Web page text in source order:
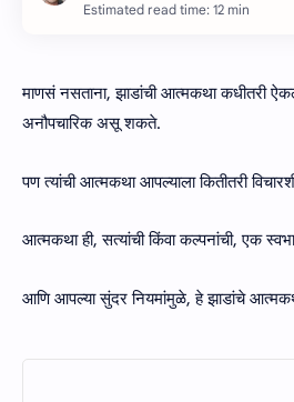
Estimated read time: 12 min
माणसं नसताना, झाडांची आत्मकथा कधीतरी
अनौपचारिक असू शकते.
पण त्यांची आत्मकथा आपल्याला कितीतरी
आत्मकथा ही, सत्यांची किंवा कल्पनांची, एक
आणि आपल्या सुंदर नियमांमुळे, हे झाडांचे